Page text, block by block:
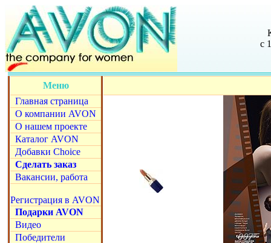
с
Меню
Главная страница
О компании AVON
О нашем проекте
Каталог AVON
Добавки Choice
Сделать заказ
Вакансии, работа
Регистрация в AVON
Подарки AVON
Видео
Победители